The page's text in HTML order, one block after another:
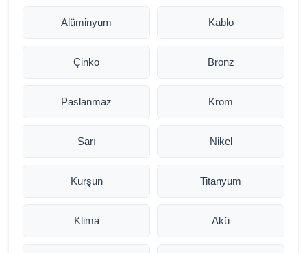
Alüminyum Kablo
Çinko Bronz
Paslanmaz Krom
Sarı Nikel
Kurşun Titanyum
Klima Akü